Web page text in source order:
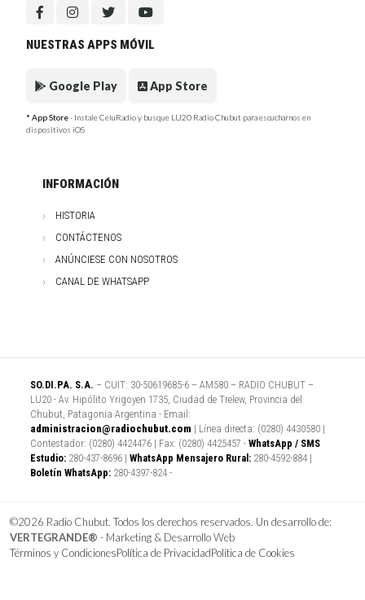
NUESTRAS APPS MÓVIL
Google Play App Store
* App Store- Instale CeluRadio y busque LU20 Radio Chubut para escucharnos en
dispositivos iOS
INFORMACIÓN
HISTORIA
CONTÁCTENOS
ANÚNCIESE CON NOSOTROS
CANAL DE WHATSAPP
SO.DI.PA. S.A. – CUIT: 30-50619685-6 – AM580 – RADIO CHUBUT –
LU20 - Av. Hipólito Yrigoyen 1735, Ciudad de Trelew, Provincia del
Chubut, Patagonia Argentina - Email:
administracion@radiochubut.com | Línea directa: (0280) 4430580 |
Contestador: (0280) 4424476 | Fax: (0280) 4425457 - WhatsApp / SMS
Estudio: 280-437-8696 | WhatsApp Mensajero Rural: 280-4592-884 |
Boletín WhatsApp: 280-4397-824 -
©2026 Radio Chubut. Todos los derechos reservados. Un desarrollo de:
VERTEGRANDE® - Marketing & Desarrollo Web
Términos y CondicionesPolítica de PrivacidadPolítica de Cookies